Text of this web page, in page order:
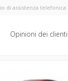
di assistenza
Opinioni dei clienti